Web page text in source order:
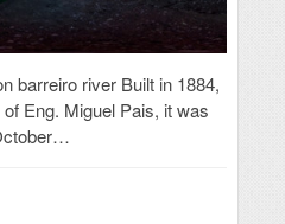
barreiro river Built in 1884,
Eng. Miguel Pais, it was